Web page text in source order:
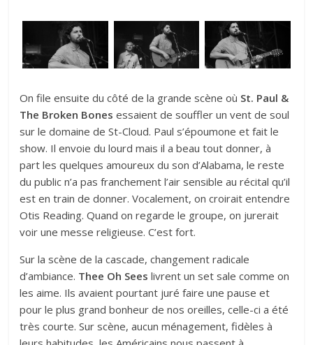
On file ensuite du côté de la grande scène où St. Paul &
The Broken Bones essaient de souffler un vent de soul
sur le domaine de St-Cloud. Paul s’époumone et fait le
show. Il envoie du lourd mais il a beau tout donner, à
part les quelques amoureux du son d’Alabama, le reste
du public n’a pas franchement l’air sensible au récital qu’il
est en train de donner. Vocalement, on croirait entendre
Otis Reading. Quand on regarde le groupe, on jurerait
voir une messe religieuse. C’est fort.
Sur la scène de la cascade, changement radicale
d’ambiance. Thee Oh Sees livrent un set sale comme on
les aime. Ils avaient pourtant juré faire une pause et
pour le plus grand bonheur de nos oreilles, celle-ci a été
très courte. Sur scène, aucun ménagement, fidèles à